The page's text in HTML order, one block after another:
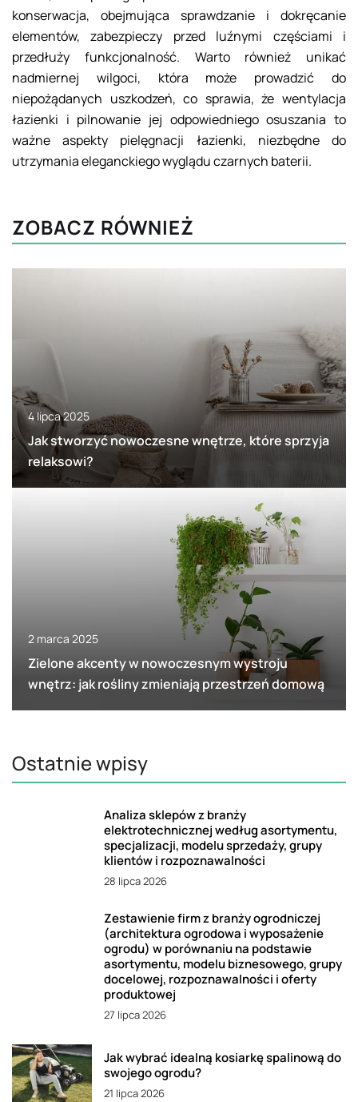
konserwacja, obejmująca sprawdzanie i dokręcanie
elementów, zabezpieczy przed luźnymi częściami i
przedłuży funkcjonalność. Warto również unikać
nadmiernej wilgoci, która może prowadzić do
niepożądanych uszkodzeń, co sprawia, że wentylacja
łazienki i pilnowanie jej odpowiedniego osuszania to
ważne aspekty pielęgnacji łazienki, niezbędne do
utrzymania eleganckiego wyglądu czarnych baterii.
ZOBACZ RÓWNIEŻ
4 lipca 2025
Jak stworzyć nowoczesne wnętrze, które sprzyja
relaksowi?
2 marca 2025
Zielone akcenty w nowoczesnym wystroju
wnętrz: jak rośliny zmieniają przestrzeń domową
Ostatnie wpisy
Analiza sklepów z branży
elektrotechnicznej według asortymentu,
specjalizacji, modelu sprzedaży, grupy
klientów i rozpoznawalności
28 lipca 2026
Zestawienie firm z branży ogrodniczej
(architektura ogrodowa i wyposażenie
ogrodu) w porównaniu na podstawie
asortymentu, modelu biznesowego, grupy
docelowej, rozpoznawalności i oferty
produktowej
27 lipca 2026
Jak wybrać idealną kosiarkę spalinową do
swojego ogrodu?
21 lipca 2026